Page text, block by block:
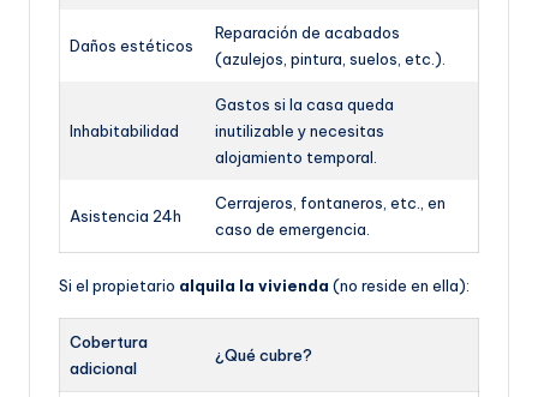
Daños estéticos
Reparación de acabados
(azulejos, pintura, suelos, etc.).
Inhabitabilidad
Gastos si la casa queda
inutilizable y necesitas
alojamiento temporal.
Asistencia 24h
Cerrajeros, fontaneros, etc., en
caso de emergencia.
Si el propietario alquila la vivienda (no reside en ella):
Cobertura
adicional
¿Qué cubre?